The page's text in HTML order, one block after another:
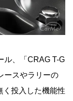
ル、「CRAG T-G
ースやラリーの
く投入した機能性